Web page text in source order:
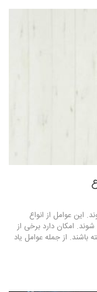
این عوامل از انواع
امکان دارد برخی از
باشند. از جمله عوامل یاد